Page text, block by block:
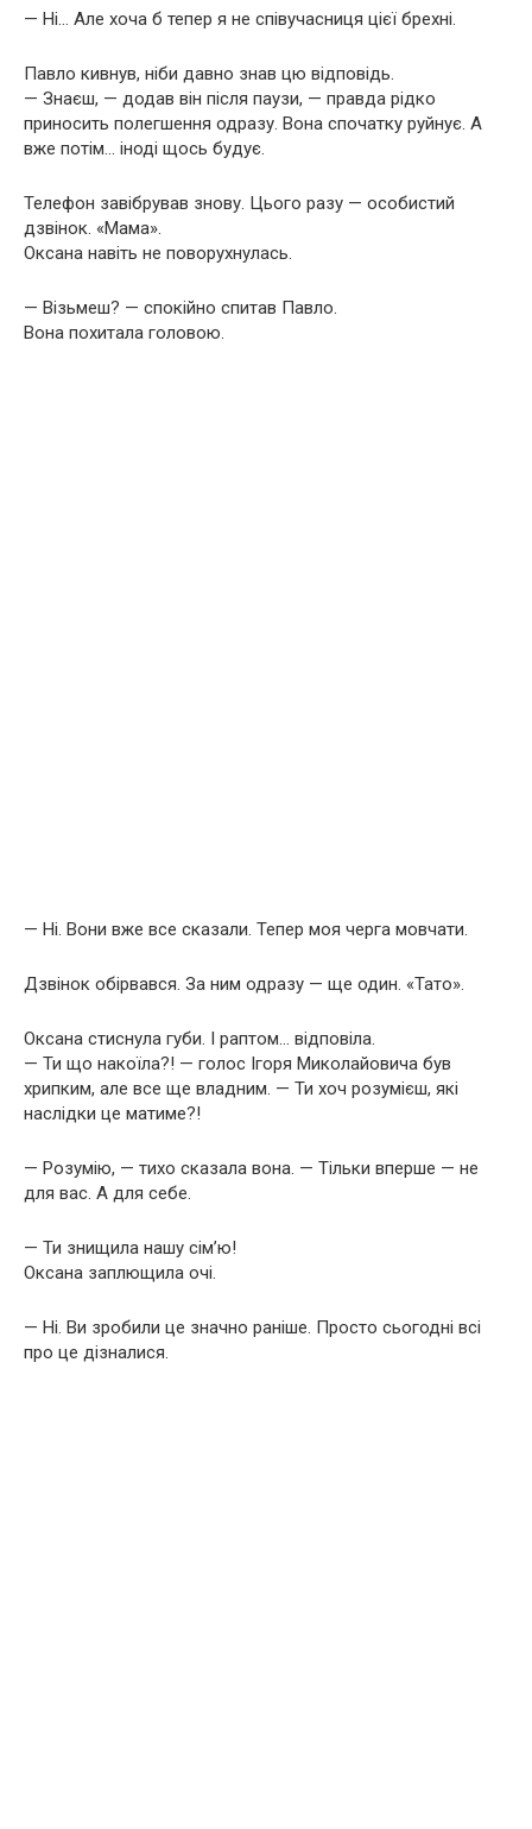
— Ні… Але хоча б тепер я не співучасниця цієї брехні.
Павло кивнув, ніби давно знав цю відповідь.
— Знаєш, — додав він після паузи, — правда рідко
приносить полегшення одразу. Вона спочатку руйнує. А
вже потім… іноді щось будує.
Телефон завібрував знову. Цього разу — особистий
дзвінок. «Мама».
Оксана навіть не поворухнулась.
— Візьмеш? — спокійно спитав Павло.
Вона похитала головою.
— Ні. Вони вже все сказали. Тепер моя черга мовчати.
Дзвінок обірвався. За ним одразу — ще один. «Тато».
Оксана стиснула губи. І раптом… відповіла.
— Ти що накоїла?! — голос Ігоря Миколайовича був
хрипким, але все ще владним. — Ти хоч розумієш, які
наслідки це матиме?!
— Розумію, — тихо сказала вона. — Тільки вперше — не
для вас. А для себе.
— Ти знищила нашу сім’ю!
Оксана заплющила очі.
— Ні. Ви зробили це значно раніше. Просто сьогодні всі
про це дізналися.